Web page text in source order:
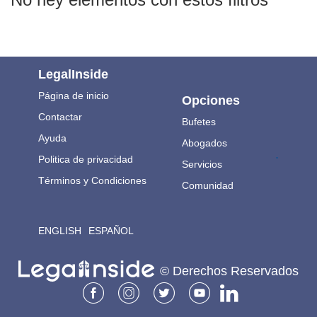
LegalInside
Página de inicio
Contactar
Ayuda
Politica de privacidad
Términos y Condiciones
ENGLISH ESPAÑOL
Opciones
Bufetes
Abogados
Servicios
Comunidad
.
© Derechos Reservados